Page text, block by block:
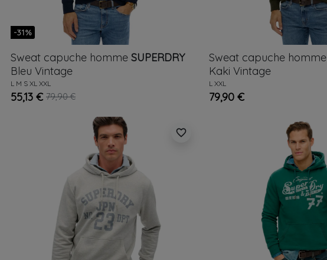
-31%
Sweat capuche homme SUPERDRY
Bleu Vintage
L M S XL XXL
55,13 € 79,90 €
Sweat capuche homme
Kaki Vintage
L XXL
79,90 €
favorite_border